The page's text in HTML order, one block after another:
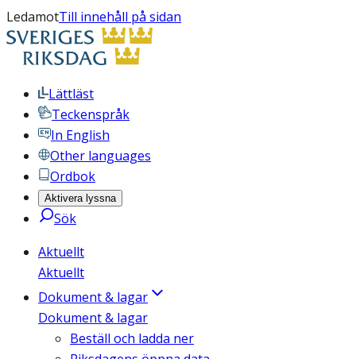
LedamotTill innehåll på sidan
Lättläst
Teckenspråk
In English
Other languages
Ordbok
Aktivera lyssna
Sök
Aktuellt
Aktuellt
Dokument & lagar
Dokument & lagar
Beställ och ladda ner